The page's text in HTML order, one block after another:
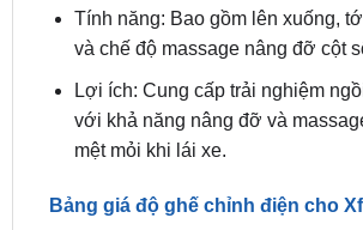
Lợi ích: Cung cấp trải nghiệm
với khả năng nâng đỡ và
mệt mỏi khi lái xe.
Bảng giá độ ghế chỉnh điện cho
Mitsubishi Xforce luôn được chúng